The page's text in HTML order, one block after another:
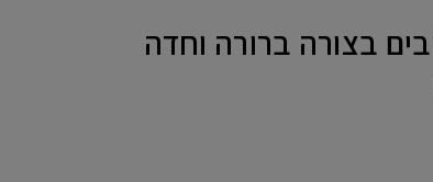
בצורה ברורה וחדה